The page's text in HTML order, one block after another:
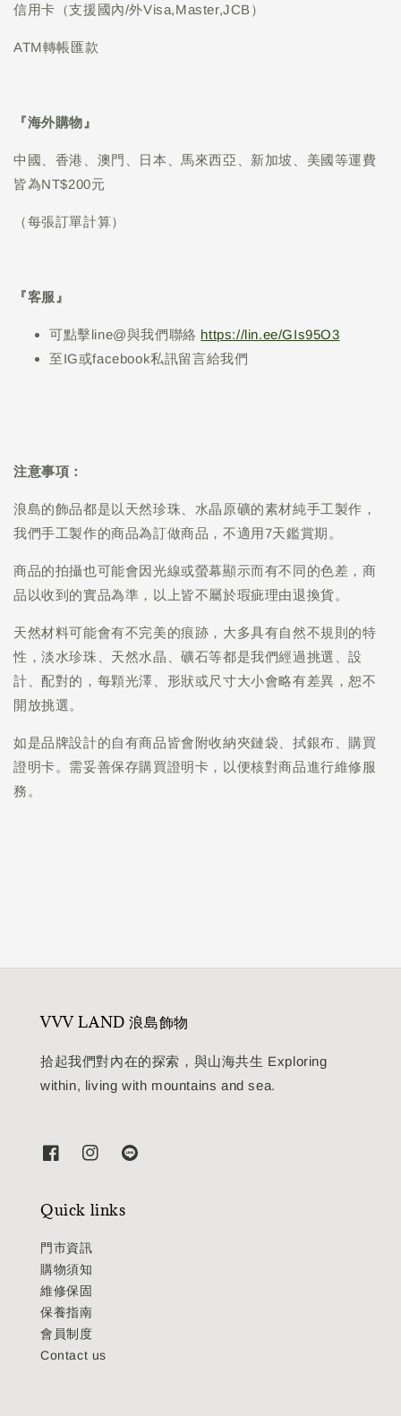
信用卡（支援國內/外Visa,Master,JCB）
ATM轉帳匯款
『海外購物』
中國、香港、澳門、日本、馬來西亞、新加坡、美國等運費
皆為NT$200元
（每張訂單計算）
『客服』
可點擊line@與我們聯絡 https://lin.ee/GIs95O3
至IG或facebook私訊留言給我們
注意事項：
浪島的飾品都是以天然珍珠、水晶原礦的素材純手工製作，
我們手工製作的商品為訂做商品，不適用7天鑑賞期。
商品的拍攝也可能會因光線或螢幕顯示而有不同的色差，商
品以收到的實品為準，以上皆不屬於瑕疵理由退換貨。
天然材料可能會有不完美的痕跡，大多具有自然不規則的特
性，淡水珍珠、天然水晶、礦石等都是我們經過挑選、設
計、配對的，每顆光澤、形狀或尺寸大小會略有差異，恕不
開放挑選。
如是品牌設計的自有商品皆會附收納夾鏈袋、拭銀布、購買
證明卡。需妥善保存購買證明卡，以便核對商品進行維修服
務。
VVV LAND 浪島飾物
拾起我們對內在的探索，與山海共生 Exploring
within, living with mountains and sea.
Quick links
門市資訊
購物須知
維修保固
保養指南
會員制度
Contact us